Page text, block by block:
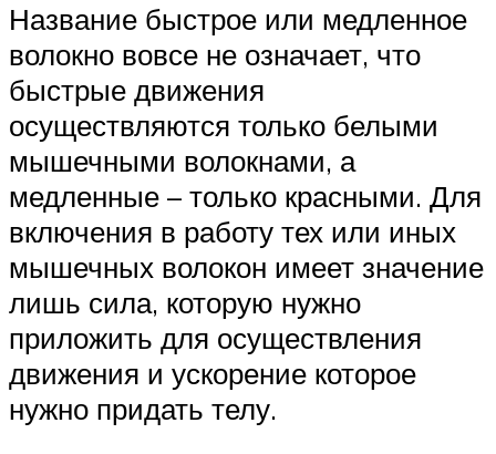
Название быстрое или медленное
волокно вовсе не означает, что
быстрые движения
осуществляются только белыми
мышечными волокнами, а
медленные – только красными. Для
включения в работу тех или иных
мышечных волокон имеет значение
лишь сила, которую нужно
приложить для осуществления
движения и ускорение которое
нужно придать телу.